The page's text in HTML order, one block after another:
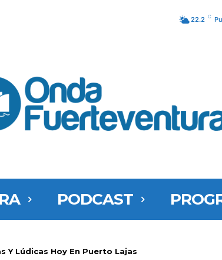
22.2 C
PODCAST
Lúdicas Hoy En Puerto Lajas